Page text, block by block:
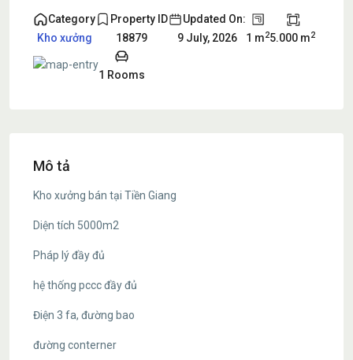
Category
Kho xưởng
Property ID
18879
Updated On:
9 July, 2026
1 m25.000 m2
1 Rooms
Mô tả
Kho xưởng bán tại Tiền Giang
Diện tích 5000m2
Pháp lý đầy đủ
hệ thống pccc đầy đủ
Điện 3 fa, đường bao
đường conterner